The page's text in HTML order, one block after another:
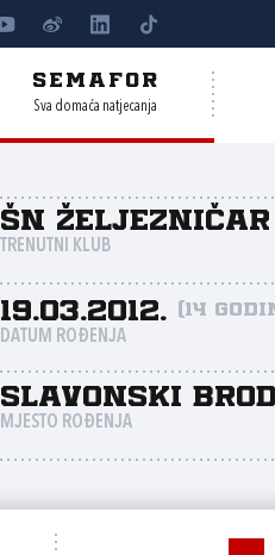
SEMAFOR
Sva domaća natjecanja
ŠN Željezničar
TRENUTNI KLUB
19.03.2012. (14
DATUM ROĐENJA
Slavonski Brod
MJESTO ROĐENJA